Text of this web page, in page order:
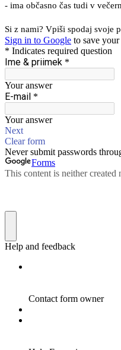
- ima občasno čas tudi v
Si z nami? Vpiši spodaj svoje
Sign in to Google to save your
* Indicates required question
Ime & priimek *
Your answer
E-mail *
Your answer
Next
Clear form
Never submit passwords
Forms
This content is neither created
Help and feedback
Contact form owner